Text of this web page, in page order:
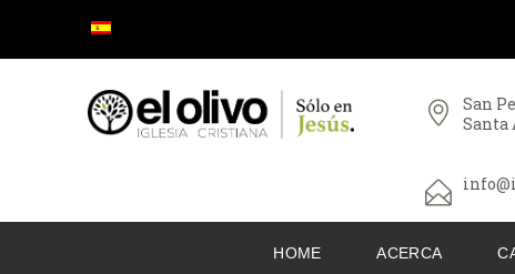
San
Santa
HOME ACERCA